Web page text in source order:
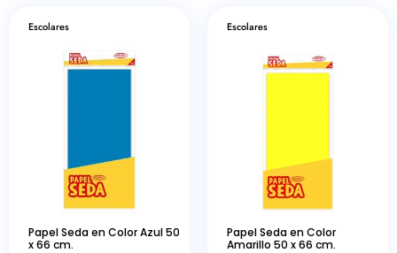
Escolares
Papel Seda en Color Azul 50
x 66 cm.
Escolares
Papel Seda en Color
Amarillo 50 x 66 cm.